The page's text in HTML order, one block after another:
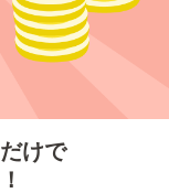
けで